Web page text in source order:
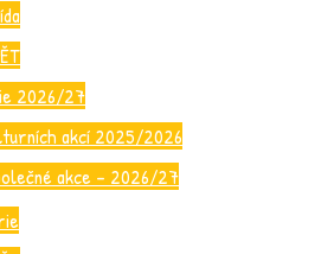
2026/27
akcí 2025/2026
akce – 2026/27